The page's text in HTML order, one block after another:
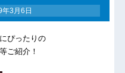
3月6日
ぴったりの
ご紹介！